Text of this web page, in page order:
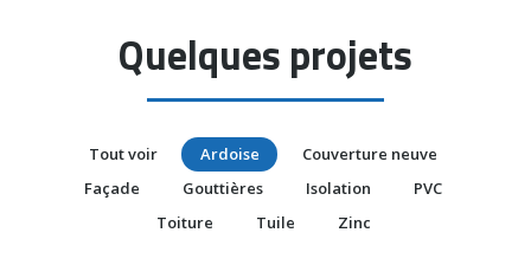
Quelques projets
Tout voir Ardoise
Couverture neuve
Façade
Gouttières Isolation
PVC
Toiture
Tuile Zinc